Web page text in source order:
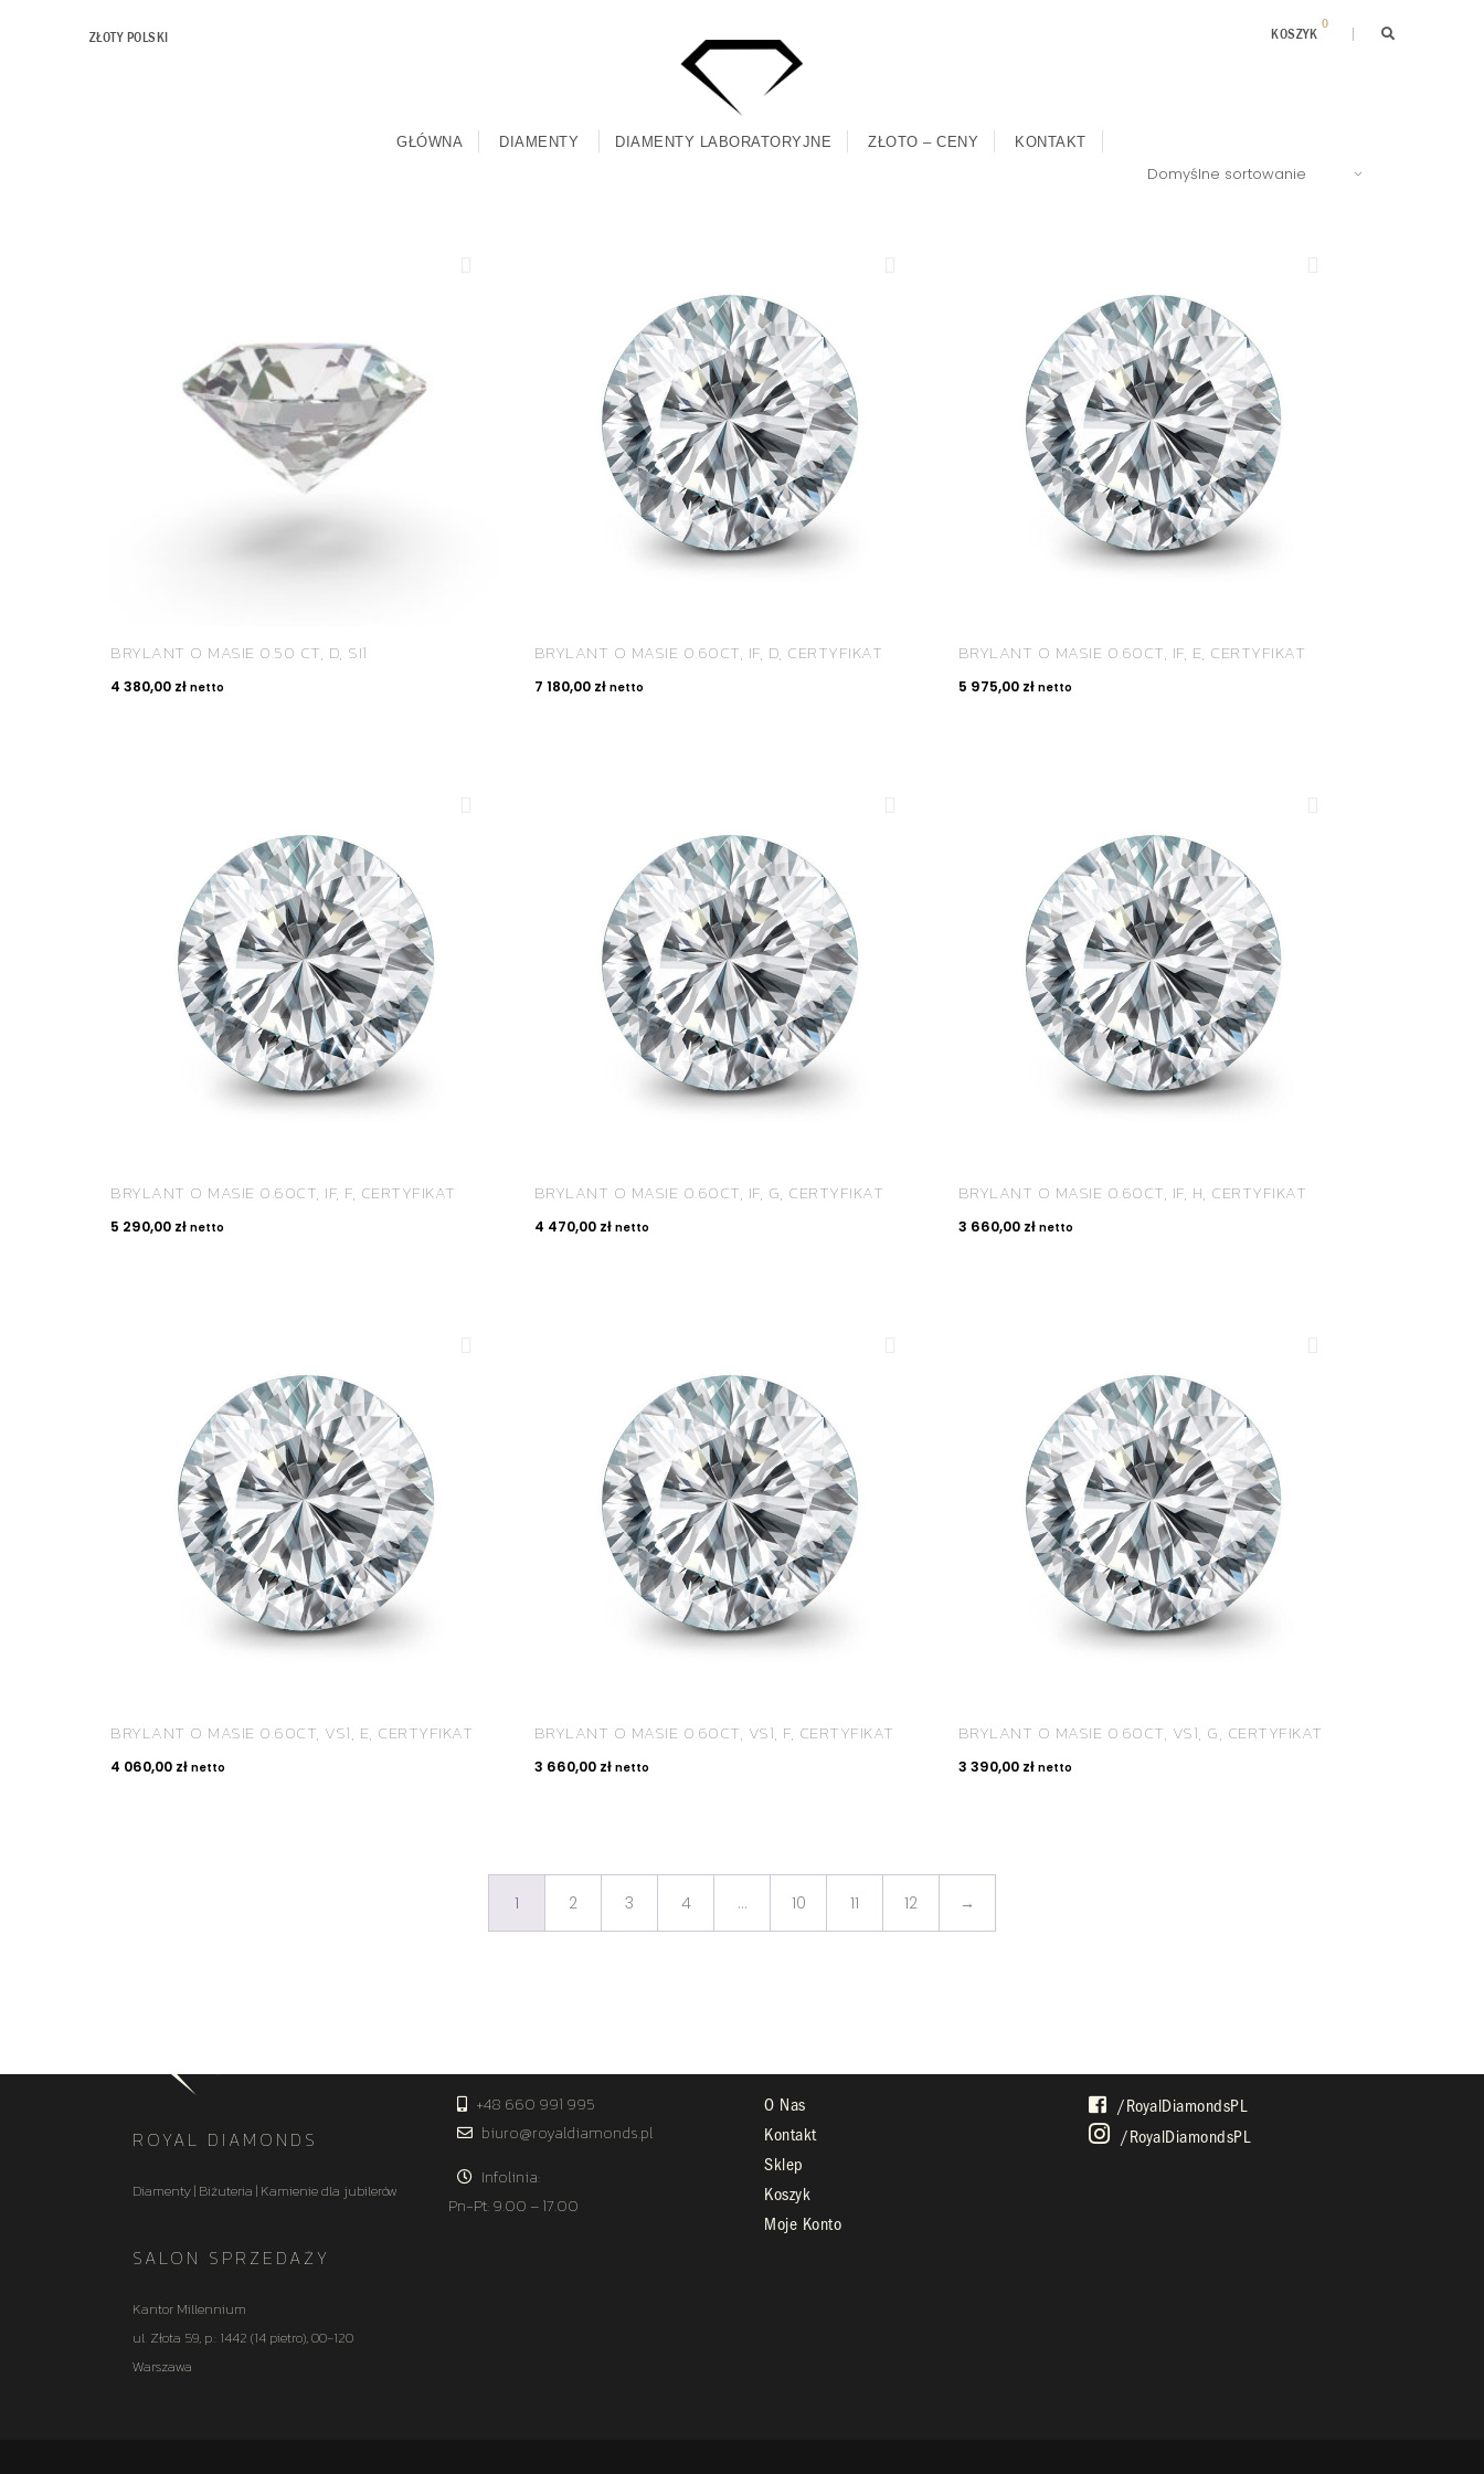
ZŁOTY POLSKI KOSZYK
0
GŁÓWNA DIAMENTY DIAMENTY LABORATORYJNE ZŁOTO – CENY KONTAKT
BRYLANT O MASIE 0.50 CT, D, SI1
4 380,00 zł netto
BRYLANT O MASIE 0.60CT, IF, D, CERTYFIKAT
7 180,00 zł netto
BRYLANT O MASIE 0.60CT, IF, E, CERTYFIKAT
5 975,00 zł netto
BRYLANT O MASIE 0.60CT, IF, F, CERTYFIKAT
5 290,00 zł netto
BRYLANT O MASIE 0.60CT, IF, G, CERTYFIKAT
4 470,00 zł netto
BRYLANT O MASIE 0.60CT, IF, H, CERTYFIKAT
3 660,00 zł netto
BRYLANT O MASIE 0.60CT, VS1, E, CERTYFIKAT
4 060,00 zł netto
BRYLANT O MASIE 0.60CT, VS1, F, CERTYFIKAT
3 660,00 zł netto
BRYLANT O MASIE 0.60CT, VS1, G, CERTYFIKAT
3 390,00 zł netto
1 2 3 4 … 10 11 12 →
ROYAL DIAMONDS
Diamenty | Biżuteria | Kamienie dla jubilerów
SALON SPRZEDAŻY
Kantor Millennium
ul. Złota 59, p.: 1442 (14 pietro), 00-120
Warszawa
+48 660 991 995
biuro@royaldiamonds.pl
Infolinia:
Pn-Pt: 9.00 – 17.00
O Nas
Kontakt
Sklep
Koszyk
Moje Konto
/royalDiamondsPL
/royalDiamondsPL